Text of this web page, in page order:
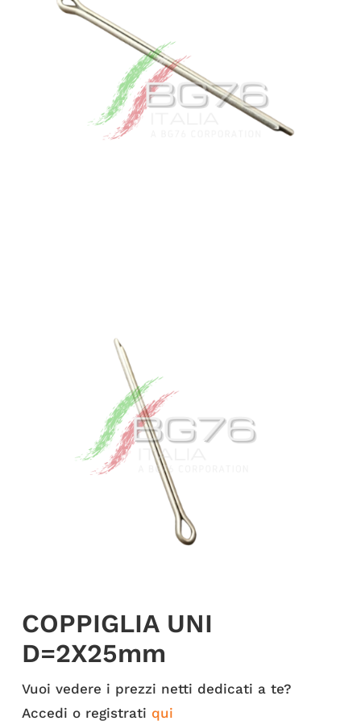
COPPIGLIA UNI
D=2X25mm
Vuoi vedere i prezzi netti dedicati a te?
Accedi o registrati qui